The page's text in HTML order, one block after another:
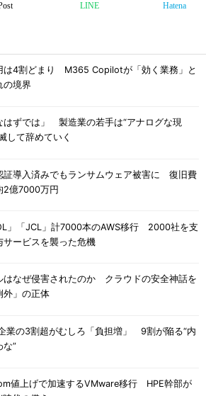
LINE Hatena
は4割どまり M365 Copilotが「効く業務」と
の境界
はずでは」 製造業の若手は“アナログな現
して辞めていく
証導入済みでもランサムウェア被害に 復旧費
2億7000万円
」「JCL」計7000本のAWS移行 2000社を支
サービスを襲った危機
はなぜ侵害されたのか クラウドの安全神話を
外」の正体
業の3割超がむしろ「負担増」 9割が陥る“内
な”
値上げで加速するVMware移行 HPE幹部が